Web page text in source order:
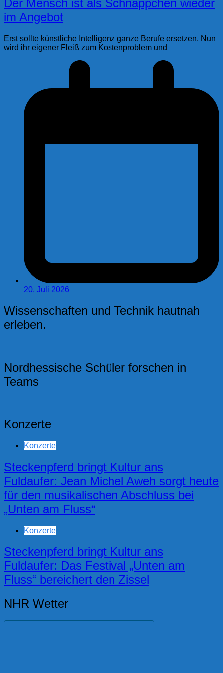
Der Mensch ist als Schnäppchen wieder
im Angebot
Erst sollte künstliche Intelligenz ganze Berufe ersetzen. Nun
wird ihr eigener Fleiß zum Kostenproblem und
20. Juli 2026
Wissenschaften und Technik hautnah
erleben.
Nordhessische Schüler forschen in
Teams
Konzerte
Konzerte
Steckenpferd bringt Kultur ans
Fuldaufer: Jean Michel Aweh sorgt heute
für den musikalischen Abschluss bei
„Unten am Fluss“
Konzerte
Steckenpferd bringt Kultur ans
Fuldaufer: Das Festival „Unten am
Fluss“ bereichert den Zissel
NHR Wetter